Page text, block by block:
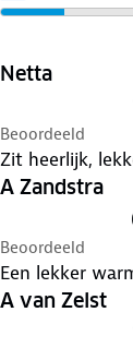
Netta
Beoordeeld
Zit heerlijk,
A Zandstra
Beoordeeld
Een
A van Zelst